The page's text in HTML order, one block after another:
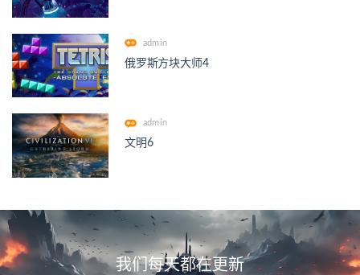
admin
俄罗斯方块大师4
admin
文明6
我们每天都在更新